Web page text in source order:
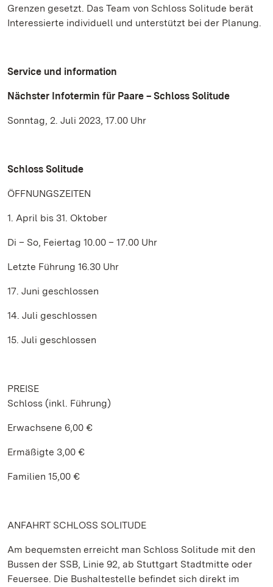
Grenzen gesetzt. Das Team von Schloss Solitude berät
Interessierte individuell und unterstützt bei der Planung.
Service und information
Nächster Infotermin für Paare – Schloss Solitude
Sonntag, 2. Juli 2023, 17.00 Uhr
Schloss Solitude
ÖFFNUNGSZEITEN
1. April bis 31. Oktober
Di – So, Feiertag 10.00 – 17.00 Uhr
Letzte Führung 16.30 Uhr
17. Juni geschlossen
14. Juli geschlossen
15. Juli geschlossen
PREISE
Schloss (inkl. Führung)
Erwachsene 6,00 €
Ermäßigte 3,00 €
Familien 15,00 €
ANFAHRT SCHLOSS SOLITUDE
Am bequemsten erreicht man Schloss Solitude mit den
Bussen der SSB, Linie 92, ab Stuttgart Stadtmitte oder
Feuersee. Die Bushaltestelle befindet sich direkt im